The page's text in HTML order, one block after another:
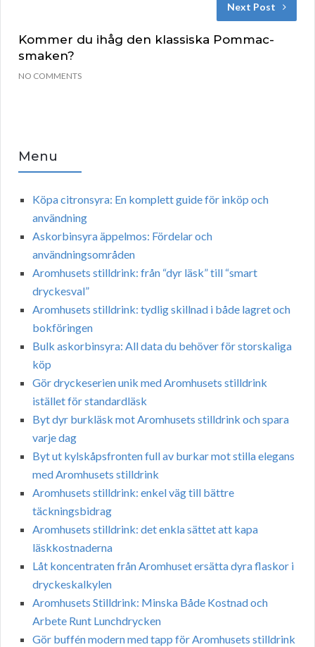
Next Post
Kommer du ihåg den klassiska Pommac-
smaken?
NO COMMENTS
Menu
Köpa citronsyra: En komplett guide för inköp och
användning
Askorbinsyra äppelmos: Fördelar och
användningsområden
Aromhusets stilldrink: från “dyr läsk” till “smart
dryckesval”
Aromhusets stilldrink: tydlig skillnad i både lagret och
bokföringen
Bulk askorbinsyra: All data du behöver för storskaliga
köp
Gör dryckeserien unik med Aromhusets stilldrink
istället för standardläsk
Byt dyr burkläsk mot Aromhusets stilldrink och spara
varje dag
Byt ut kylskåpsfronten full av burkar mot stilla elegans
med Aromhusets stilldrink
Aromhusets stilldrink: enkel väg till bättre
täckningsbidrag
Aromhusets stilldrink: det enkla sättet att kapa
läskkostnaderna
Låt koncentraten från Aromhuset ersätta dyra flaskor i
dryckeskalkylen
Aromhusets Stilldrink: Minska Både Kostnad och
Arbete Runt Lunchdrycken
Gör buffén modern med tapp för Aromhusets stilldrink